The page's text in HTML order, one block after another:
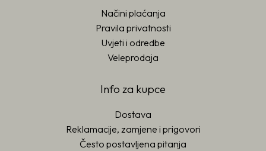
Načini plaćanja
Pravila privatnosti
Uvjeti i odredbe
Veleprodaja
Info za kupce
Dostava
Reklamacije, zamjene i prigovori
Često postavljena pitanja